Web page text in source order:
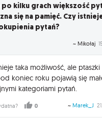
po kilku grach większość
się na pamięć. Czy
pytań?
~ Mikołaj
taka możliwość, ale ptaszki
koniec roku pojawią się
kategoriami pytań.
0 ~ Marek_J